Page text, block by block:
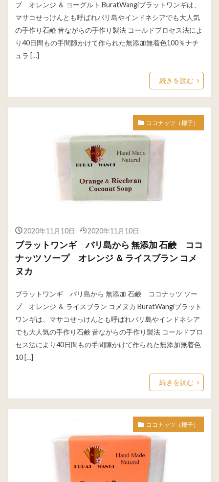
プ オレンジ ＆ ヨーグルト BuratWangiブラットワンギは、
マサコせっけんとも呼ばれバリ島やインドネシアでも大人気
の手作り石鹸 昔ながらの手作り製法 コールドプロセス法によ
り40日間もの手間隙かけて作られた無添加無着色100％ナチ
ュラ […]
続きを読む
ココナッツ（椰子）
2020年11月10日 2020年11月10日
ブラットワンギ バリ島から 無添加 石鹸 ココ
ナッツ ソープ オレンジ ＆ ライスブラン コメ
ヌカ
ブラットワンギ バリ島から 無添加 石鹸 ココナッツ ソー
プ オレンジ ＆ ライスブラン コメヌカ BuratWangiブラット
ワンギは、マサコせっけんとも呼ばれバリ島やインドネシア
でも大人気の手作り石鹸 昔ながらの手作り製法 コールドプロ
セス法により40日間もの手間隙かけて作られた無添加無着色
10 […]
続きを読む
ココナッツ（椰子）